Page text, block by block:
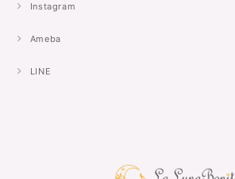
Instagram
Ameba
LINE